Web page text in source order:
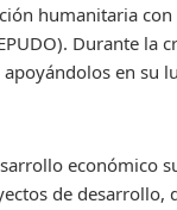
humanitaria
Durante la
en su
económico
de